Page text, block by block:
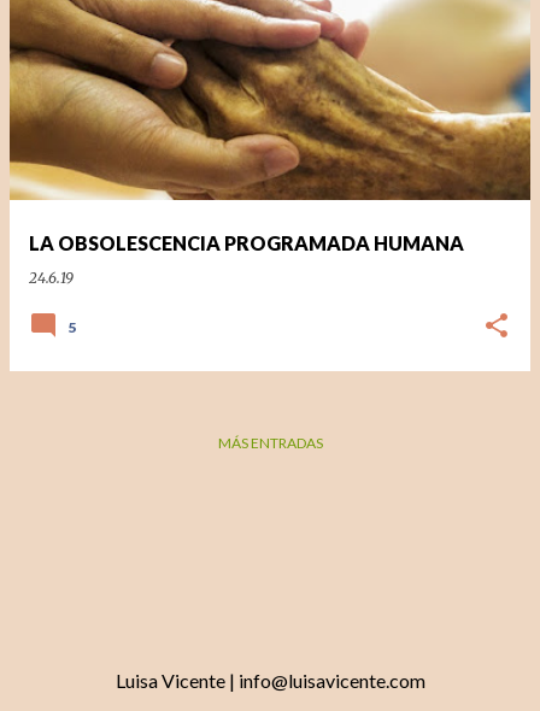
E
n
t
r
a
d
LA OBSOLESCENCIA PROGRAMADA HUMANA
24.6.19
5
MÁS ENTRADAS
Luisa Vicente | info@luisavicente.com